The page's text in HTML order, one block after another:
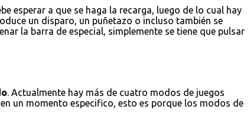
esperar a que se haga la recarga, luego de lo cual hay
un disparo, un puñetazo o incluso también se
la barra de especial, simplemente se tiene que pulsar
. Actualmente hay más de cuatro modos de juegos
un momento especifico, esto es porque los modos de